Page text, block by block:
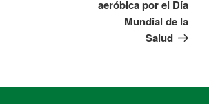
aeróbica por el Día
Mundial de la
Salud